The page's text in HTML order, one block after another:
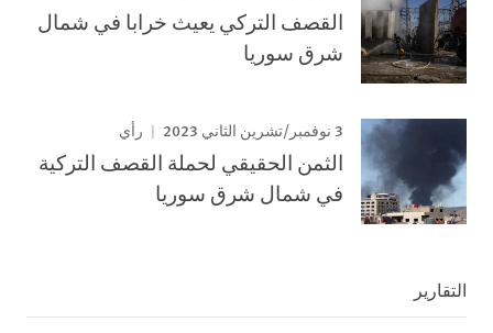
القصف التركي يعيث خرابا في شمال
شرق سوريا
3 نوفمبر/تشرين الثاني 2023 رأي
الثمن الحقيقي لحملة القصف التركية
في شمال شرق سوريا
التقارير